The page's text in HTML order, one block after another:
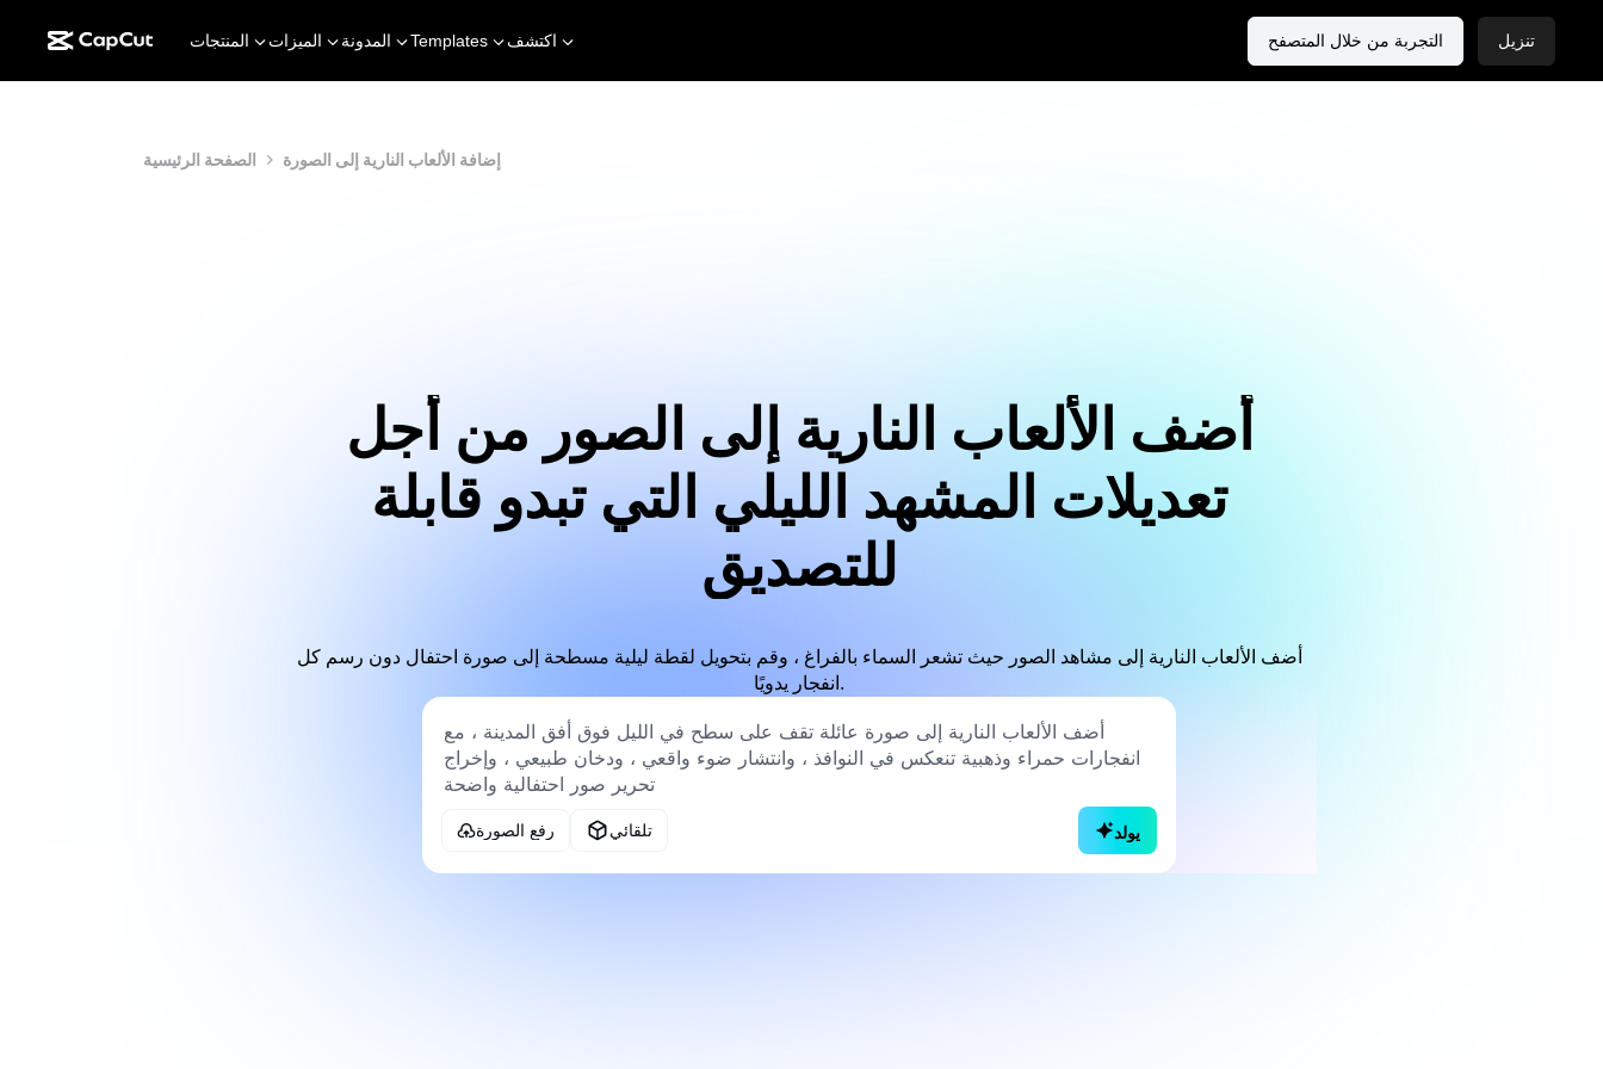
المنتجات الميزات المدونة Templates اكتشف التجربة من خلال المتصفح تنزيل
الصفحة الرئيسية إضافة الألعاب النارية إلى الصورة
أضف الألعاب النارية إلى الصور من أجل
تعديلات المشهد الليلي التي تبدو قابلة
للتصديق
أضف الألعاب النارية إلى مشاهد الصور حيث تشعر السماء بالفراغ ، وقم بتحويل لقطة ليلية مسطحة إلى صورة احتفال دون رسم كل
انفجار يدويًا.
رفع الصورة تلقائي يولد